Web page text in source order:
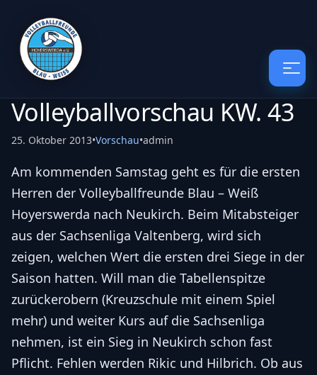
Volleyballvorschau KW. 43
25. Oktober 2013•Vorschau•admin
Am kommenden Samstag geht es für die ersten
Herren der Volleyballfreunde Blau – Weiß
Hoyerswerda nach Neukirch. Beim Mitabsteiger
aus der Sachsenliga Valtenberg, wird sich
zeigen, welchen Wert die ersten drei Siege in der
Saison hatten. Will man die Tabellenspitze
zurückerobern (Kreuzschule mit einem Spiel
mehr) und weiter Kurs auf die Sachsenliga
nehmen, ist ein Sieg in Neukirch schon fast
Pflicht. Fehlen werden Rikic und Hilbrich. Ob aus